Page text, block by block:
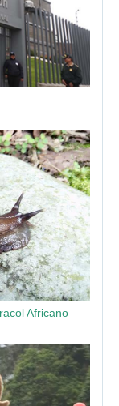
Africano